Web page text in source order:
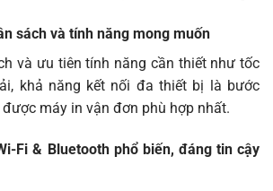
sách và tính năng mong muốn
và ưu tiên tính năng cần thiết như tốc
khả năng kết nối đa thiết bị là bước
máy in vận đơn phù hợp nhất.
Fi & Bluetooth phổ biến, đáng tin cậy